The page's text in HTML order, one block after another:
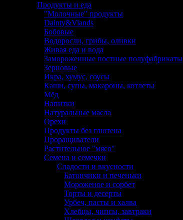
Продукты и еда
"Молочные" продукты
Dainty&Viands
Бобовые
Водоросли, грибы, оливки
Живая еда и вода
Замороженные постные полуфабрикаты
Зерновые
Икра, хумус, соусы
Каши, супы, макароны, котлеты
Мёд
Напитки
Натуральные масла
Орехи
Продукты без глютена
Проращиватели
Растительное "мясо"
Семена и семечки
Сладости и вкусности
Батончики и печеньки
Мороженое и сорбет
Торты и десерты
Урбеч, пасты и халва
Хлебцы, чипсы, завтраки